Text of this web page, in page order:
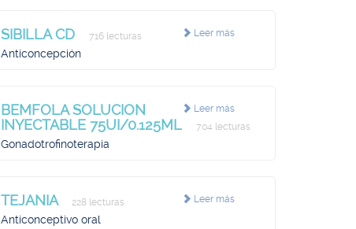
Leer más
SIBILLA CD 716 lecturas
Anticoncepción
Leer más
BEMFOLA SOLUCION
INYECTABLE 75UI/0.125ML
704 lecturas
Gonadotrofinoterapia
Leer más
TEJANIA 228 lecturas
Anticonceptivo oral